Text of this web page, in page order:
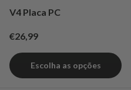
V4 Placa PC
Preço normal
€26,99
Escolha as opções